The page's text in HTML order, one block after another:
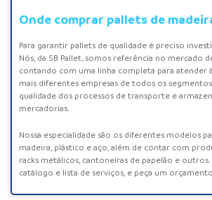
Onde comprar pallets de
Para garantir pallets de qualidade é preciso
Nós, da SB Pallet, somos referência no mercado
contando com uma linha completa para atender
mais diferentes empresas de todos os
qualidade dos processos de transporte e
mercadorias.
Nossa especialidade são os diferentes modelos
madeira, plástico e aço, além de contar com
racks metálicos, cantoneiras de papelão e outros.
catálogo e lista de serviços, e peça um